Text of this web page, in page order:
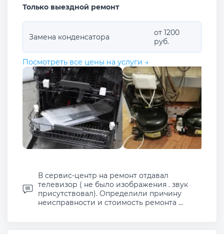
Только выездной ремонт
Замена конденсатора
от 1200
руб.
Посмотреть все цены на услуги →
В сервис-центр на ремонт отдавал
телевизор ( не было изображения . звук
присутствовал). Определили причину
неисправности и стоимость ремонта ...